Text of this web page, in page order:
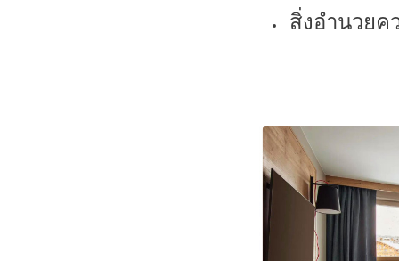
สิ่งอำนวยค